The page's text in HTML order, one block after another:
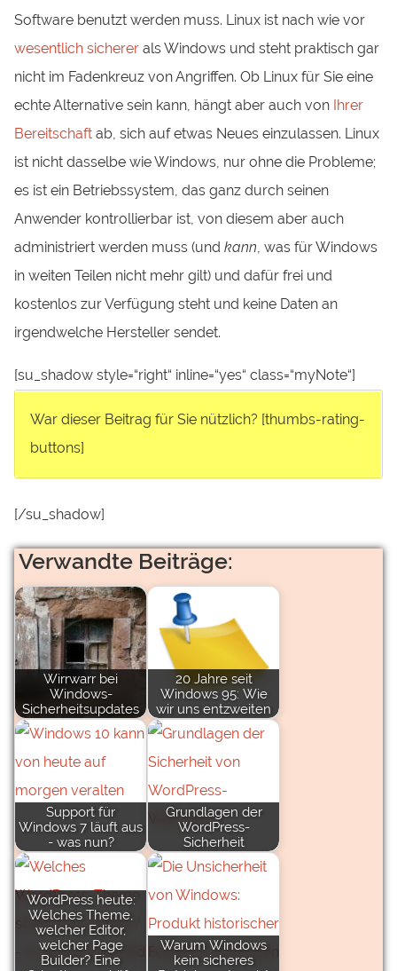
Software benutzt werden muss. Linux ist nach wie vor
wesentlich sicherer als Windows und steht praktisch gar
nicht im Fadenkreuz von Angriffen. Ob Linux für Sie eine
echte Alternative sein kann, hängt aber auch von Ihrer
Bereitschaft ab, sich auf etwas Neues einzulassen. Linux
ist nicht dasselbe wie Windows, nur ohne die Probleme;
es ist ein Betriebssystem, das ganz durch seinen
Anwender kontrollierbar ist, von diesem aber auch
administriert werden muss (undkann, was für Windows
in weiten Teilen nicht mehr gilt) und dafür frei und
kostenlos zur Verfügung steht und keine Daten an
irgendwelche Hersteller sendet.
[su_shadow style=“right“ inline=“yes“ class=“myNote“]
War dieser Beitrag für Sie nützlich? [thumbs-rating-
buttons]
[/su_shadow]
Verwandte Beiträge:
Wirrwarr bei
Windows-
Sicherheitsupdates
20 Jahre seit
Windows 95: Wie
wir uns entzweiten
Support für
Windows 7 läuft aus
- was nun?
Grundlagen der
WordPress-
Sicherheit
WordPress heute:
Welches Theme,
welcher Editor,
welcher Page
Builder? Eine
Warum Windows
kein sicheres